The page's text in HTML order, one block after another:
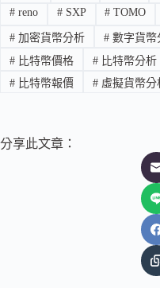
#reno #SXP # TOMO
#加密貨幣分析 #數字貨幣
#比特幣價格 #比特幣分析
#比特幣報價 #虛擬貨幣分
分享此文章：